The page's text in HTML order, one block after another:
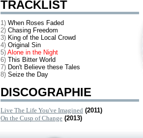
TRACKLIST
1) When Roses Faded
2) Chasing Freedom
3) King of the Local Crowd
4) Original Sin
5) Alone in the Night
6) This Bitter World
7) Don't Believe these Tales
8) Seize the Day
DISCOGRAPHIE
Live The Life You've Imagined (2011)
On the Cusp of Change (2013)